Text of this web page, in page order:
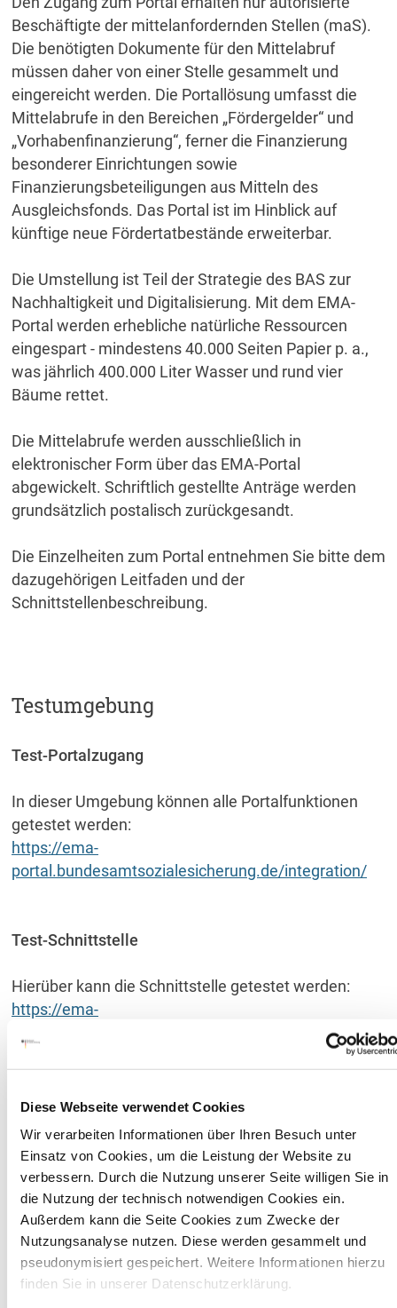
Diese Webseite verwendet Cookies
Wir verarbeiten Informationen über Ihren Besuch unter
Einsatz von Cookies, um die Leistung der Website zu
verbessern. Durch die Nutzung unserer Seite willigen Sie in
die Nutzung der technisch notwendigen Cookies ein.
Außerdem kann die Seite Cookies zum Zwecke der
Nutzungsanalyse nutzen. Diese werden gesammelt und
pseudonymisiert gespeichert. Weitere Informationen hierzu
finden Sie in unserer Datenschutzerklärung.
Beschäftigte der mittelanfordernden Stellen (maS).
Die benötigten Dokumente für den Mittelabruf
müssen daher von einer Stelle gesammelt und
eingereicht werden. Die Portallösung umfasst die
Mittelabrufe in den Bereichen „Fördergelder“ und
„Vorhabenfinanzierung“, ferner die Finanzierung
besonderer Einrichtungen sowie
Finanzierungsbeteiligungen aus Mitteln des
Ausgleichsfonds. Das Portal ist im Hinblick auf
künftige neue Fördertatbestände erweiterbar.
Die Umstellung ist Teil der Strategie des BAS zur
Nachhaltigkeit und Digitalisierung. Mit dem EMA-
Portal werden erhebliche natürliche Ressourcen
eingespart - mindestens 40.000 Seiten Papier p. a.,
was jährlich 400.000 Liter Wasser und rund vier
Bäume rettet.
Die Mittelabrufe werden ausschließlich in
elektronischer Form über das EMA-Portal
abgewickelt. Schriftlich gestellte Anträge werden
grundsätzlich postalisch zurückgesandt.
Die Einzelheiten zum Portal entnehmen Sie bitte dem
dazugehörigen Leitfaden und der
Schnittstellenbeschreibung.
Testumgebung
Test-Portalzugang
In dieser Umgebung können alle Portalfunktionen
getestet werden:
https://ema-
portal.bundesamtsozialesicherung.de/integration/
Test-Schnittstelle
Hierüber kann die Schnittstelle getestet werden:
https://ema-
portal.bundesamtsozialesicherung.de/integration/